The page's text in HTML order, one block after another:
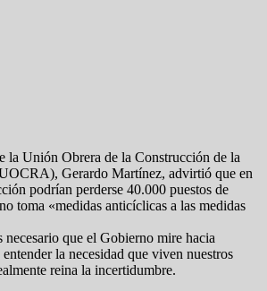
la Unión Obrera de la Construcción de la
Gerardo Martínez, advirtió que en
podrían perderse 40.000 puestos de
toma «medidas anticíclicas a las medidas
necesario que el Gobierno mire hacia
la necesidad que viven nuestros
reina la incertidumbre.